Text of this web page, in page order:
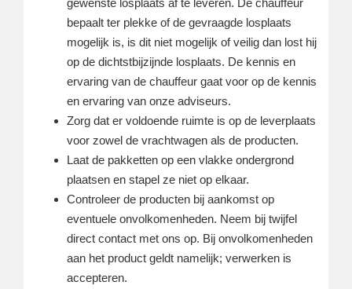
gewenste losplaats af te leveren. De chauffeur
bepaalt ter plekke of de gevraagde losplaats
mogelijk is, is dit niet mogelijk of veilig dan lost hij
op de dichtstbijzijnde losplaats. De kennis en
ervaring van de chauffeur gaat voor op de kennis
en ervaring van onze adviseurs.
Zorg dat er voldoende ruimte is op de leverplaats
voor zowel de vrachtwagen als de producten.
Laat de pakketten op een vlakke ondergrond
plaatsen en stapel ze niet op elkaar.
Controleer de producten bij aankomst op
eventuele onvolkomenheden. Neem bij twijfel
direct contact met ons op. Bij onvolkomenheden
aan het product geldt namelijk; verwerken is
accepteren.